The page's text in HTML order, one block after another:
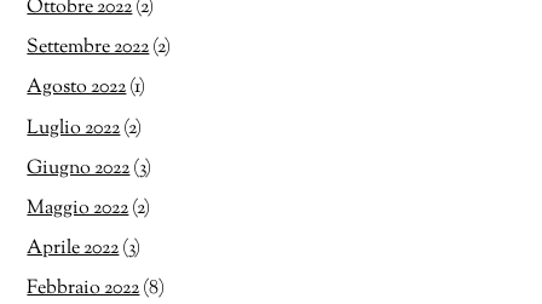
Ottobre 2022(2)
Settembre 2022(2)
Agosto 2022(1)
Luglio 2022(2)
Giugno 2022(3)
Maggio 2022(2)
Aprile 2022(3)
Febbraio 2022(8)